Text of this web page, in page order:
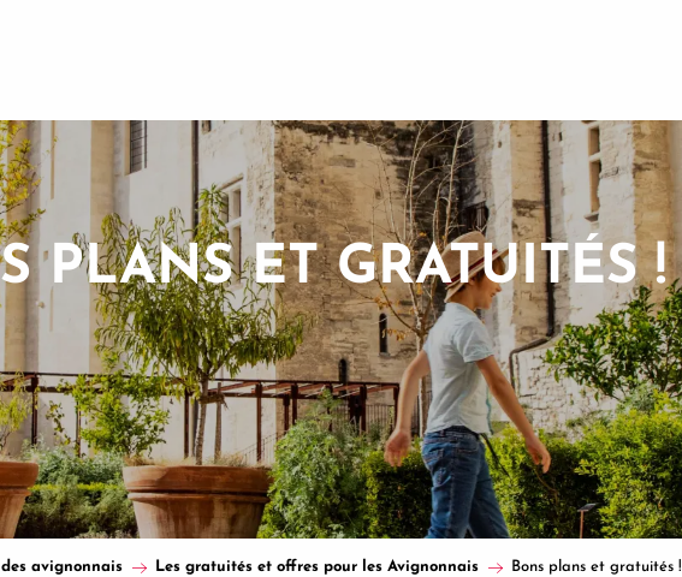
PLANS ET GRATUITÉS !
des avignonnais Les gratuités et offres pour les Avignonnais Bons plans et gratuités !